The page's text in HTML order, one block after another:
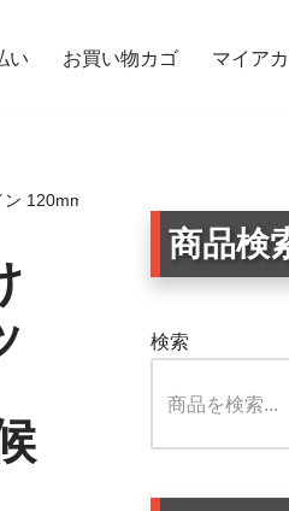
い お買い物カゴ マイア
120mm じいじ ばあば シニア夫婦
商品検
検索